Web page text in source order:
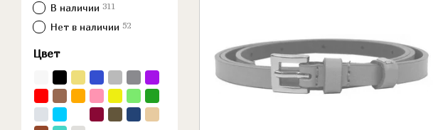
В наличии 311
Нет в наличии 52
Цвет